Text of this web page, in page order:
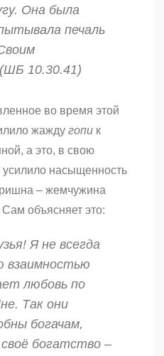
Она была
печаль
10.30.41)
во время этой
жажду гопи к
а это, в свою
усилило насыщенность
– жемчужина
объясняет это:
Я не всегда
взаимностью
любовь по
Так они
богачам,
богатство –